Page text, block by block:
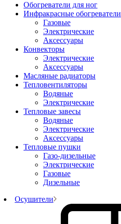
Обогреватели для ног
Инфракрасные обогреватели
Газовые
Электрические
Аксессуары
Конвекторы
Электрические
Аксессуары
Масляные радиаторы
Тепловентиляторы
Водяные
Электрические
Тепловые завесы
Водяные
Электрические
Аксессуары
Тепловые пушки
Газо-дизельные
Электрические
Газовые
Дизельные
Осушители